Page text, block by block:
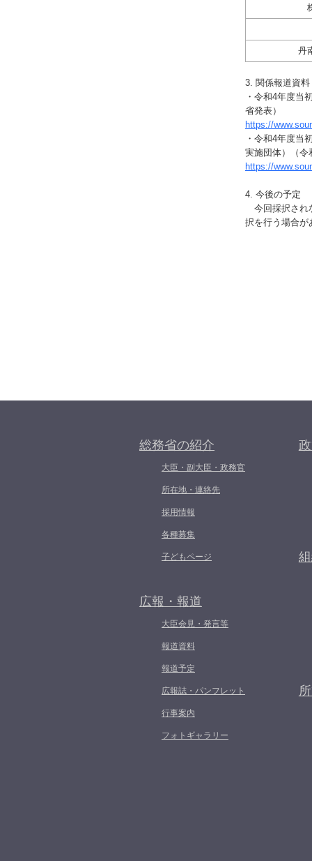
丹
3. 関係報道資料
・令和4年度当
省発表）
https://
・令和4年度当
実施団体）（令
https://
4. 今後の予定
今回採択され
択を行う場合が
総務省の紹介
大臣・副大臣・政務官
所在地・連絡先
採用情報
各種募集
子どもページ
広報・報道
大臣会見・発言等
報道資料
報道予定
広報誌・パンフレット
行事案内
フォトギャラリー